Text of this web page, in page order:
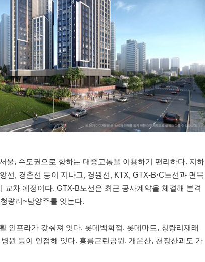
울, 수도권으로 향하는 대중교통을 이용하기 편리하다. 지하
선, 경춘선 등이 지나고, 경원선, KTX, GTX-B·C노선과 면목
교차 예정이다. GTX-B노선은 최근 공사계약을 체결해 본격
량리~남양주를 잇는다.
인프라가 갖춰져 잇다. 롯데백화점, 롯데마트, 청량리재래
원 등이 인접해 잇다. 홍릉근린공원, 개운산, 천장산과도 가